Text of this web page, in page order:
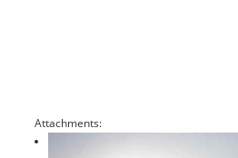
Attachments: